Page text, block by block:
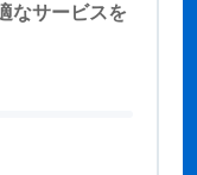
なサービスを